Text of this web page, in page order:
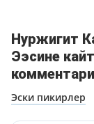
Нуржигит
Ээсине
Навигация
Эски пикирлер